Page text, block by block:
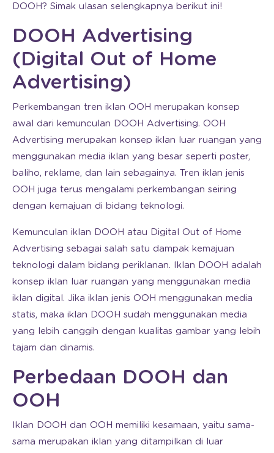
DOOH? Simak ulasan selengkapnya berikut ini!
DOOH Advertising
(Digital Out of Home
Advertising)
Perkembangan tren iklan OOH merupakan konsep
awal dari kemunculan DOOH Advertising. OOH
Advertising merupakan konsep iklan luar ruangan yang
menggunakan media iklan yang besar seperti poster,
baliho, reklame, dan lain sebagainya. Tren iklan jenis
OOH juga terus mengalami perkembangan seiring
dengan kemajuan di bidang teknologi.
Kemunculan iklan DOOH atau Digital Out of Home
Advertising sebagai salah satu dampak kemajuan
teknologi dalam bidang periklanan. Iklan DOOH adalah
konsep iklan luar ruangan yang menggunakan media
iklan digital. Jika iklan jenis OOH menggunakan media
statis, maka iklan DOOH sudah menggunakan media
yang lebih canggih dengan kualitas gambar yang lebih
tajam dan dinamis.
Perbedaan DOOH dan
OOH
Iklan DOOH dan OOH memiliki kesamaan, yaitu sama-
sama merupakan iklan yang ditampilkan di luar